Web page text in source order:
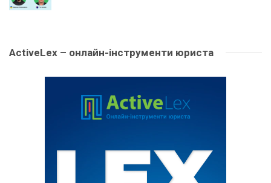
ActiveLex – онлайн-інструменти юриста